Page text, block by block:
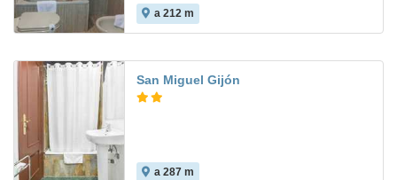
a 212 m
San Miguel Gijón
a 287 m